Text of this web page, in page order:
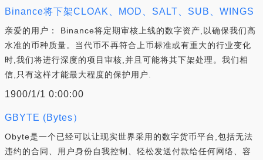
Binance将下架CLOAK、MOD、SALT、SUB、WINGS
亲爱的用户： Binance将定期审核上线的数字资产,以确保我们高
水准的币种质量。当代币不再符合上币标准或有重大的行业变化
时,我们将进行深度的项目审核,并且可能将其下架处理。我们相
信,只有这样才能最大程度的保护用户.
1900/1/1 0:00:00
GBYTE (Bytes）
Obyte是一个已经可以让现实世界采用的数字货币平台,包括无法
违约的合同、用户身份自我控制、轻松发送付款给任何网络、容